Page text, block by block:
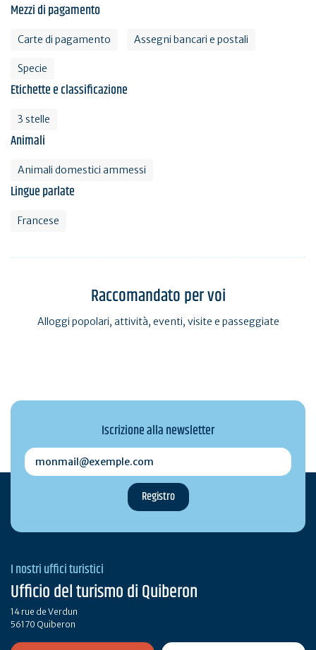
Mezzi di pagamento
Carte di pagamento Assegni bancari e postali
Specie
Etichette e classificazione
3 stelle
Animali
Animali domestici ammessi
Lingue parlate
Francese
Raccomandato per voi
Alloggi popolari, attività, eventi, visite e passeggiate
Iscrizione alla newsletter
monmail@exemple.com
I nostri uffici turistici
Ufficio del turismo di Quiberon
14 rue de Verdun
56170 Quiberon